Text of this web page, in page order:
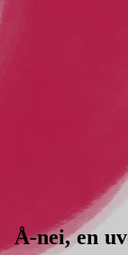
Å-nei, en